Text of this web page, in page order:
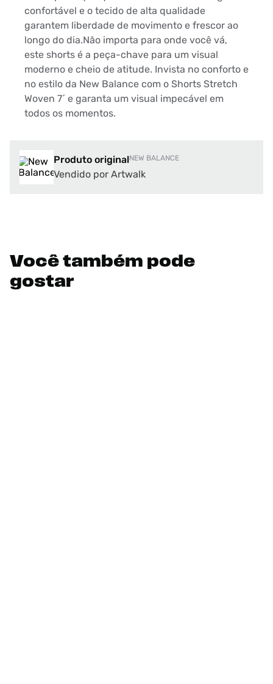
confortável e o tecido de alta qualidade
garantem liberdade de movimento e frescor ao
longo do dia.Não importa para onde você vá,
este shorts é a peça-chave para um visual
moderno e cheio de atitude. Invista no conforto e
no estilo da New Balance com o Shorts Stretch
Woven 7´ e garanta um visual impecável em
todos os momentos.
Produto originalNEW BALANCE
Vendido por Artwalk
Você também pode
gostar